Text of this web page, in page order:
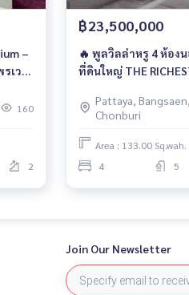
–
เวต
160
2
฿23,500,000
🔥 พูลวิลล่าหรู 4 ห้อง
ที่ดินใหญ่ THE
Yield สูง💰 ราคาเริ่มต้
ล้านบาท
Pattaya, Bangsaen,
Chonburi
Area : 133.00 Sq.wah.
4
5
Join Our Newsletter